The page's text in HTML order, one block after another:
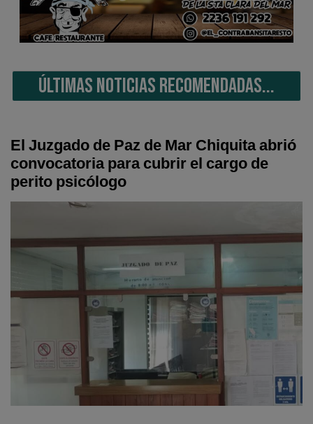
ÚLTIMAS NOTICIAS RECOMENDADAS...
El Juzgado de Paz de Mar Chiquita abrió
convocatoria para cubrir el cargo de
perito psicólogo